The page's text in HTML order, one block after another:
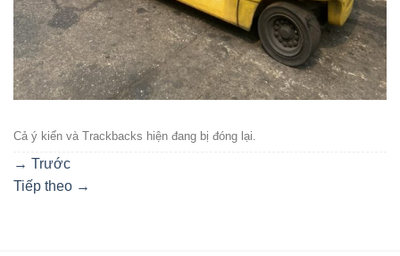
Cả ý kiến ​​và Trackbacks hiện đang bị đóng lại.
→ Trước
Tiếp theo →